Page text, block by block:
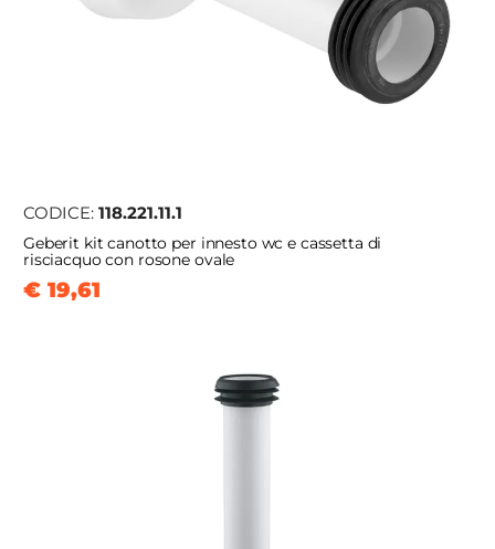
CODICE: 118.221.11.1
Geberit kit canotto per innesto wc e cassetta di
risciacquo con rosone ovale
€ 19,61